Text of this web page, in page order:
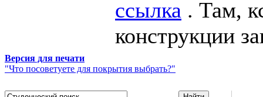
ссылка . Там,
конструкции
Версия для печати
"Что посоветуете для покрытия выбрать?"